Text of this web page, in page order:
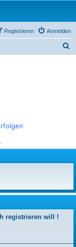
Anmelden
Registrieren
registrieren will !